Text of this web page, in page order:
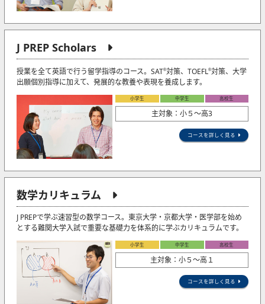
J PREP Scholars
授業を全て英語で行う留学指導のコース。SAT®対策、TOEFL®対策、大学
出願個別指導に加えて、発展的な教養や表現を養成します。
小学生 中学生 高校生
主対象：小５〜高3
コースを詳しく見る
数学カリキュラム
J PREPで学ぶ速習型の数学コース。東京大学・京都大学・医学部を始め
とする難関大学入試で重要な基礎力を体系的に学ぶカリキュラムです。
小学生 中学生 高校生
主対象：小５〜高１
コースを詳しく見る